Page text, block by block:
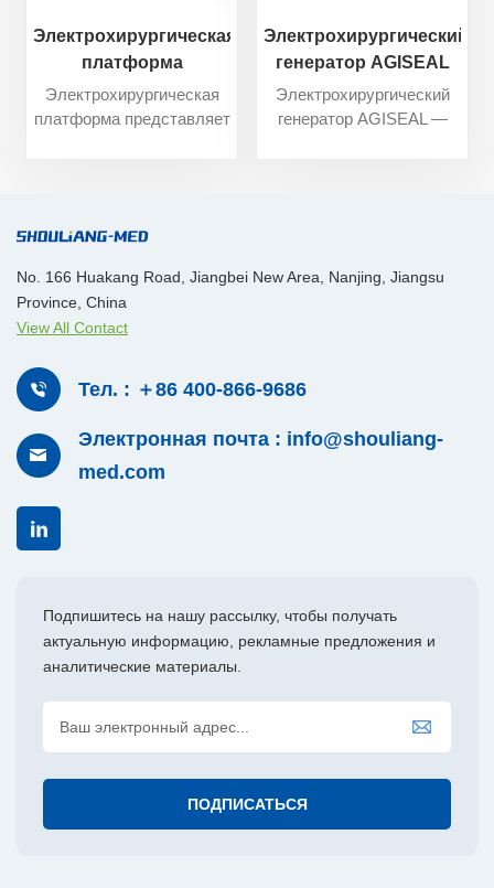
Электрохирургическая
платформа
Электрохирургическая
платформа представляет
использования с
биполярными
принадлежностями для
рассечения и коагуляции
использовании с
герметизирующими
показана для
герметизации сосудов
включительно, пучков
Электрохирургический
генератор AGISEAL
Электрохирургический
генератор AGISEAL —
принадлежностями для
герметизирующими
для герметизации
No. 166 Huakang Road, Jiangbei New Area, Nanjing, Jiangsu
Province, China
View All Contact
Тел. : ＋86 400-866-9686
Электронная почта : info@shouliang-
med.com
Подпишитесь на нашу рассылку, чтобы получать
актуальную информацию, рекламные предложения и
аналитические материалы.